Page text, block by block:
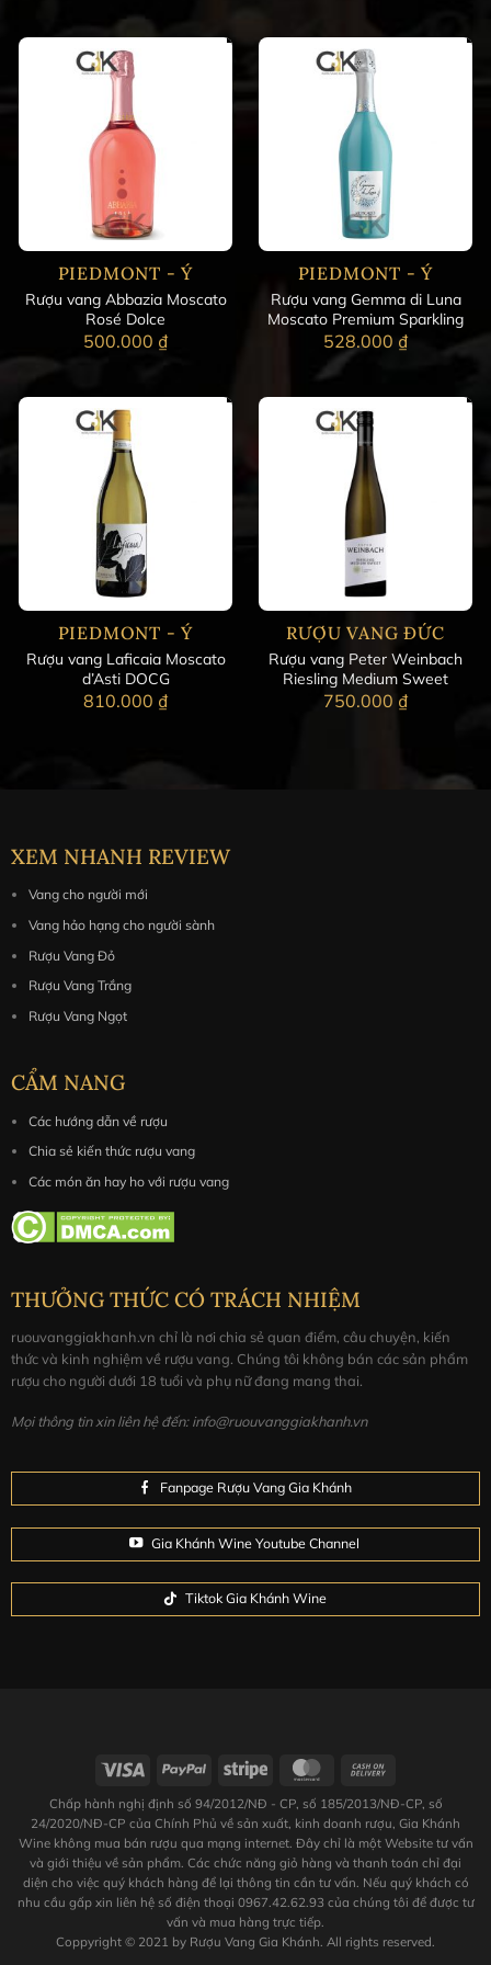
PIEDMONT - Ý
Rượu vang Abbazia Moscato
Rosé Dolce
500.000 ₫
PIEDMONT - Ý
Rượu vang Gemma di Luna
Moscato Premium Sparkling
528.000 ₫
PIEDMONT - Ý
Rượu vang Laficaia Moscato
d’Asti DOCG
810.000 ₫
RƯỢU VANG ĐỨC
Rượu vang Peter Weinbach
Riesling Medium Sweet
750.000 ₫
XEM NHANH REVIEW
Vang cho người mới
Vang hảo hạng cho người sành
Rượu Vang Đỏ
Rượu Vang Trắng
Rượu Vang Ngọt
CẨM NANG
Các hướng dẫn về rượu
Chia sẻ kiến thức rượu vang
Các món ăn hay ho với rượu vang
THƯỞNG THỨC CÓ TRÁCH NHIỆM
ruouvanggiakhanh.vn chỉ là nơi chia sẻ quan điểm, câu chuyện, kiến
thức và kinh nghiệm về rượu vang. Chúng tôi không bán các sản phẩm
rượu cho người dưới 18 tuổi và phụ nữ đang mang thai.
Mọi thông tin xin liên hệ đến: info@ruouvanggiakhanh.vn
Fanpage Rượu Vang Gia Khánh
Gia Khánh Wine Youtube Channel
Tiktok Gia Khánh Wine
Chấp hành nghị định số 94/2012/NĐ - CP, số 185/2013/NĐ-CP, số
24/2020/NĐ-CP của Chính Phủ về sản xuất, kinh doanh rượu, Gia Khánh
Wine không mua bán rượu qua mạng internet. Đây chỉ là một Website tư vấn
và giới thiệu về sản phẩm. Các chức năng giỏ hàng và thanh toán chỉ đại
diện cho việc quý khách hàng để lại thông tin cần tư vấn. Nếu quý khách có
nhu cầu gấp xin liên hệ số điện thoại 0967.42.62.93 của chúng tôi để được tư
vấn và mua hàng trực tiếp.
Coppyright © 2021 by Rượu Vang Gia Khánh. All rights reserved.